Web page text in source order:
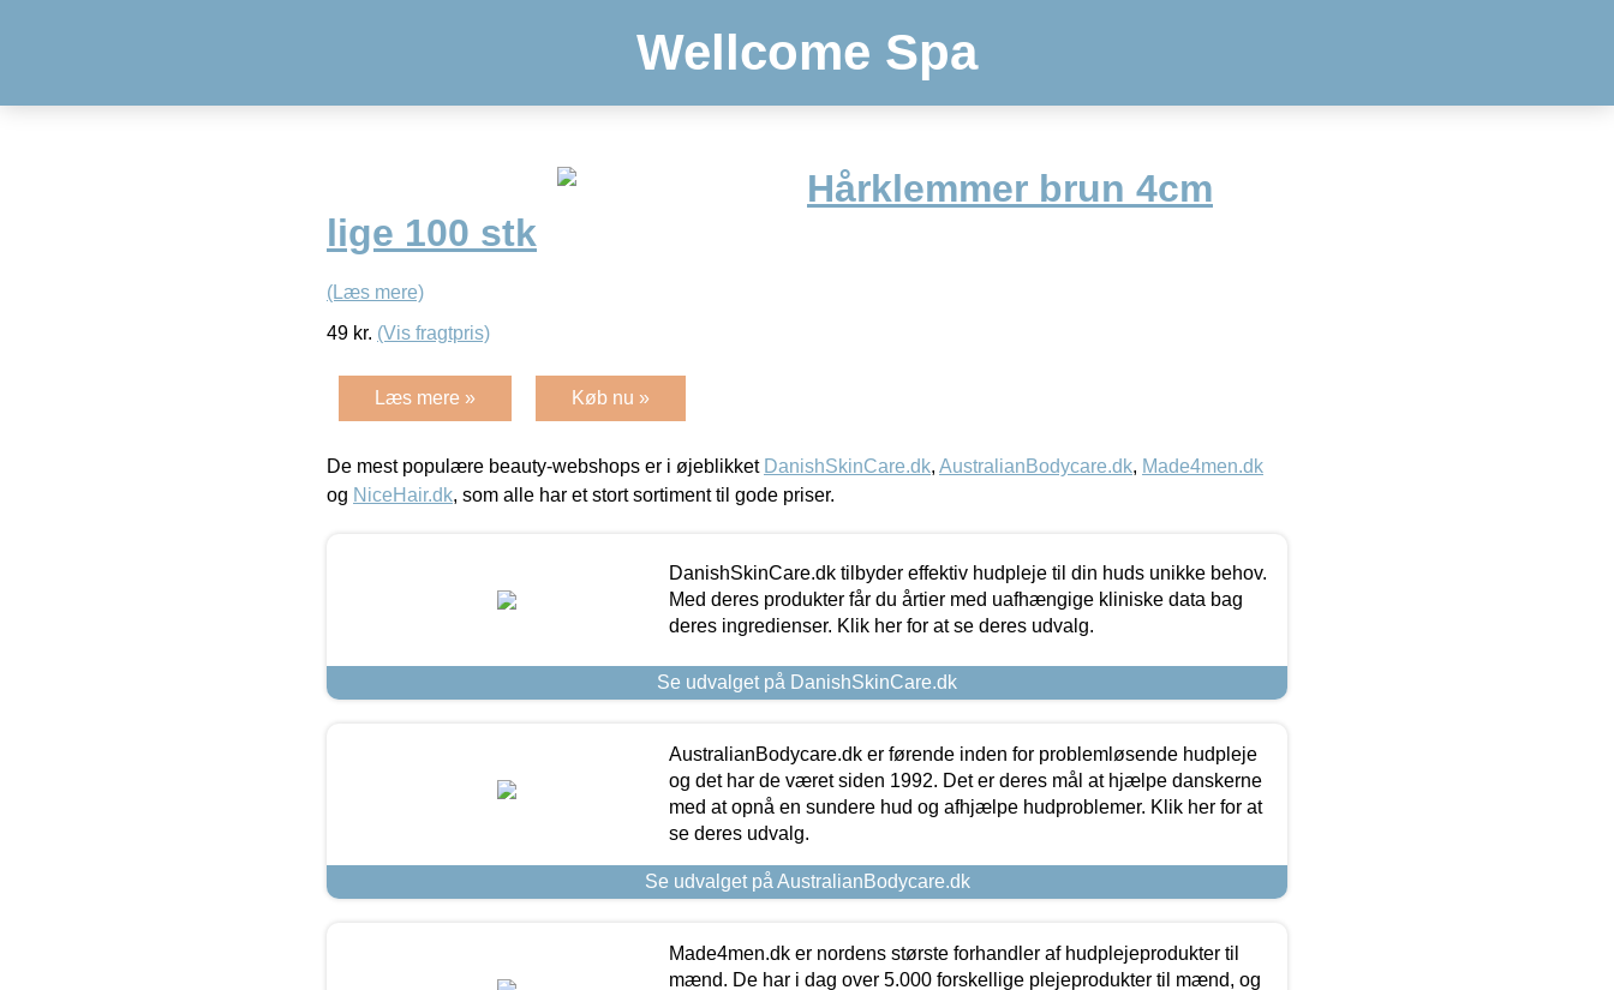
Wellcome Spa
Hårklemmer brun 4cm
lige 100 stk
(Læs mere)
49 kr. (Vis fragtpris)
Læs mere » Køb nu »
De mest populære beauty-webshops er i øjeblikket DanishSkinCare.dk, AustralianBodycare.dk, Made4men.dk
og NiceHair.dk, som alle har et stort sortiment til gode priser.
DanishSkinCare.dk tilbyder effektiv hudpleje til din huds unikke behov.
Med deres produkter får du årtier med uafhængige kliniske data bag
deres ingredienser. Klik her for at se deres udvalg.
Se udvalget på DanishSkinCare.dk
AustralianBodycare.dk er førende inden for problemløsende hudpleje
og det har de været siden 1992. Det er deres mål at hjælpe danskerne
med at opnå en sundere hud og afhjælpe hudproblemer. Klik her for at
se deres udvalg.
Se udvalget på AustralianBodycare.dk
Made4men.dk er nordens største forhandler af hudplejeprodukter til
mænd. De har i dag over 5.000 forskellige plejeprodukter til mænd, og